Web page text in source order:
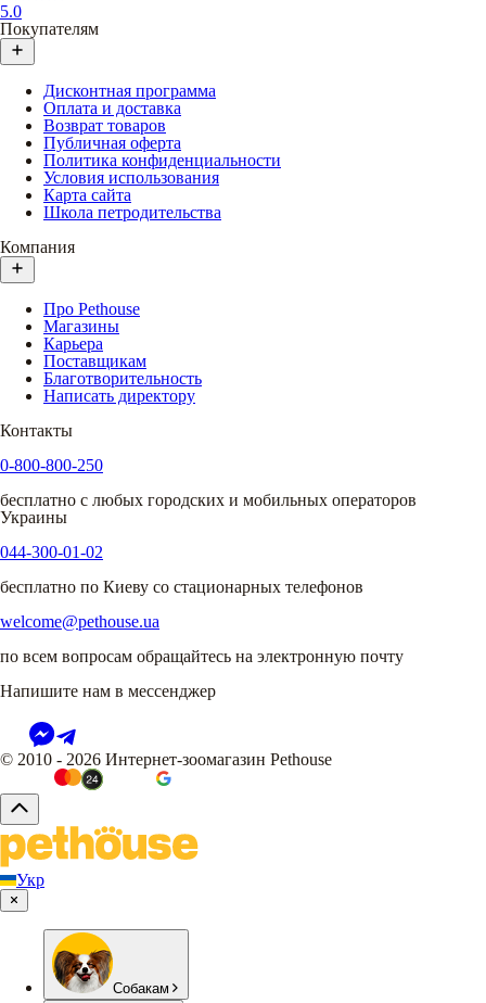
5.0
Покупателям
Дисконтная программа
Оплата и доставка
Возврат товаров
Публичная оферта
Политика конфиденциальности
Условия использования
Карта сайта
Школа петродительства
Компания
Про Pethouse
Магазины
Карьера
Поставщикам
Благотворительность
Написать директору
Контакты
0-800-800-250
бесплатно с любых городских и мобильных операторов
Украины
044-300-01-02
бесплатно по Киеву со стационарных телефонов
welcome@pethouse.ua
по всем вопросам обращайтесь на электронную почту
Напишите нам в мессенджер
© 2010 - 2026 Интернет-зоомагазин Pethouse
Укр
Собакам